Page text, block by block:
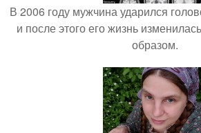
В 2006 году мужчина ударился
и после этого его жизнь
образом.